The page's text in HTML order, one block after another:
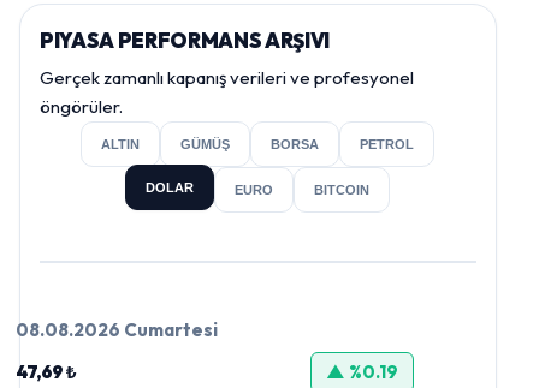
PIYASA PERFORMANS ARŞIVI
Gerçek zamanlı kapanış verileri ve profesyonel
öngörüler.
ALTIN GÜMÜŞ BORSA PETROL
DOLAR EURO BITCOIN
08.08.2026 Cumartesi
47,69 ₺
▲ %0.19